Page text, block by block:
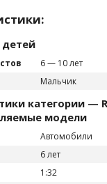
6 — 10 лет
Мальчик
категории —
модели
Автомобили
6 лет
1:32